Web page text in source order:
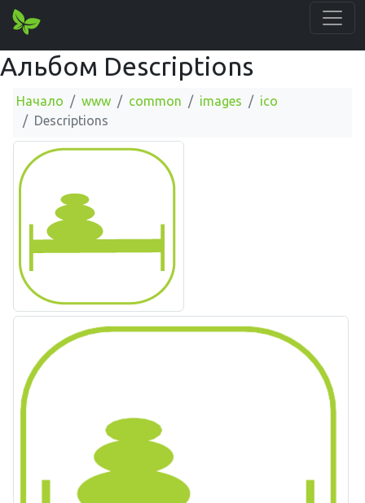
Альбом Descriptions
Начало www common images
ico
Descriptions